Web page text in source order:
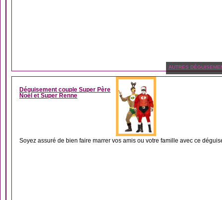
AUTRES
Déguisement couple Super Père
Noël et Super Renne
Soyez assuré de bien faire marrer vos amis ou votre famille avec ce